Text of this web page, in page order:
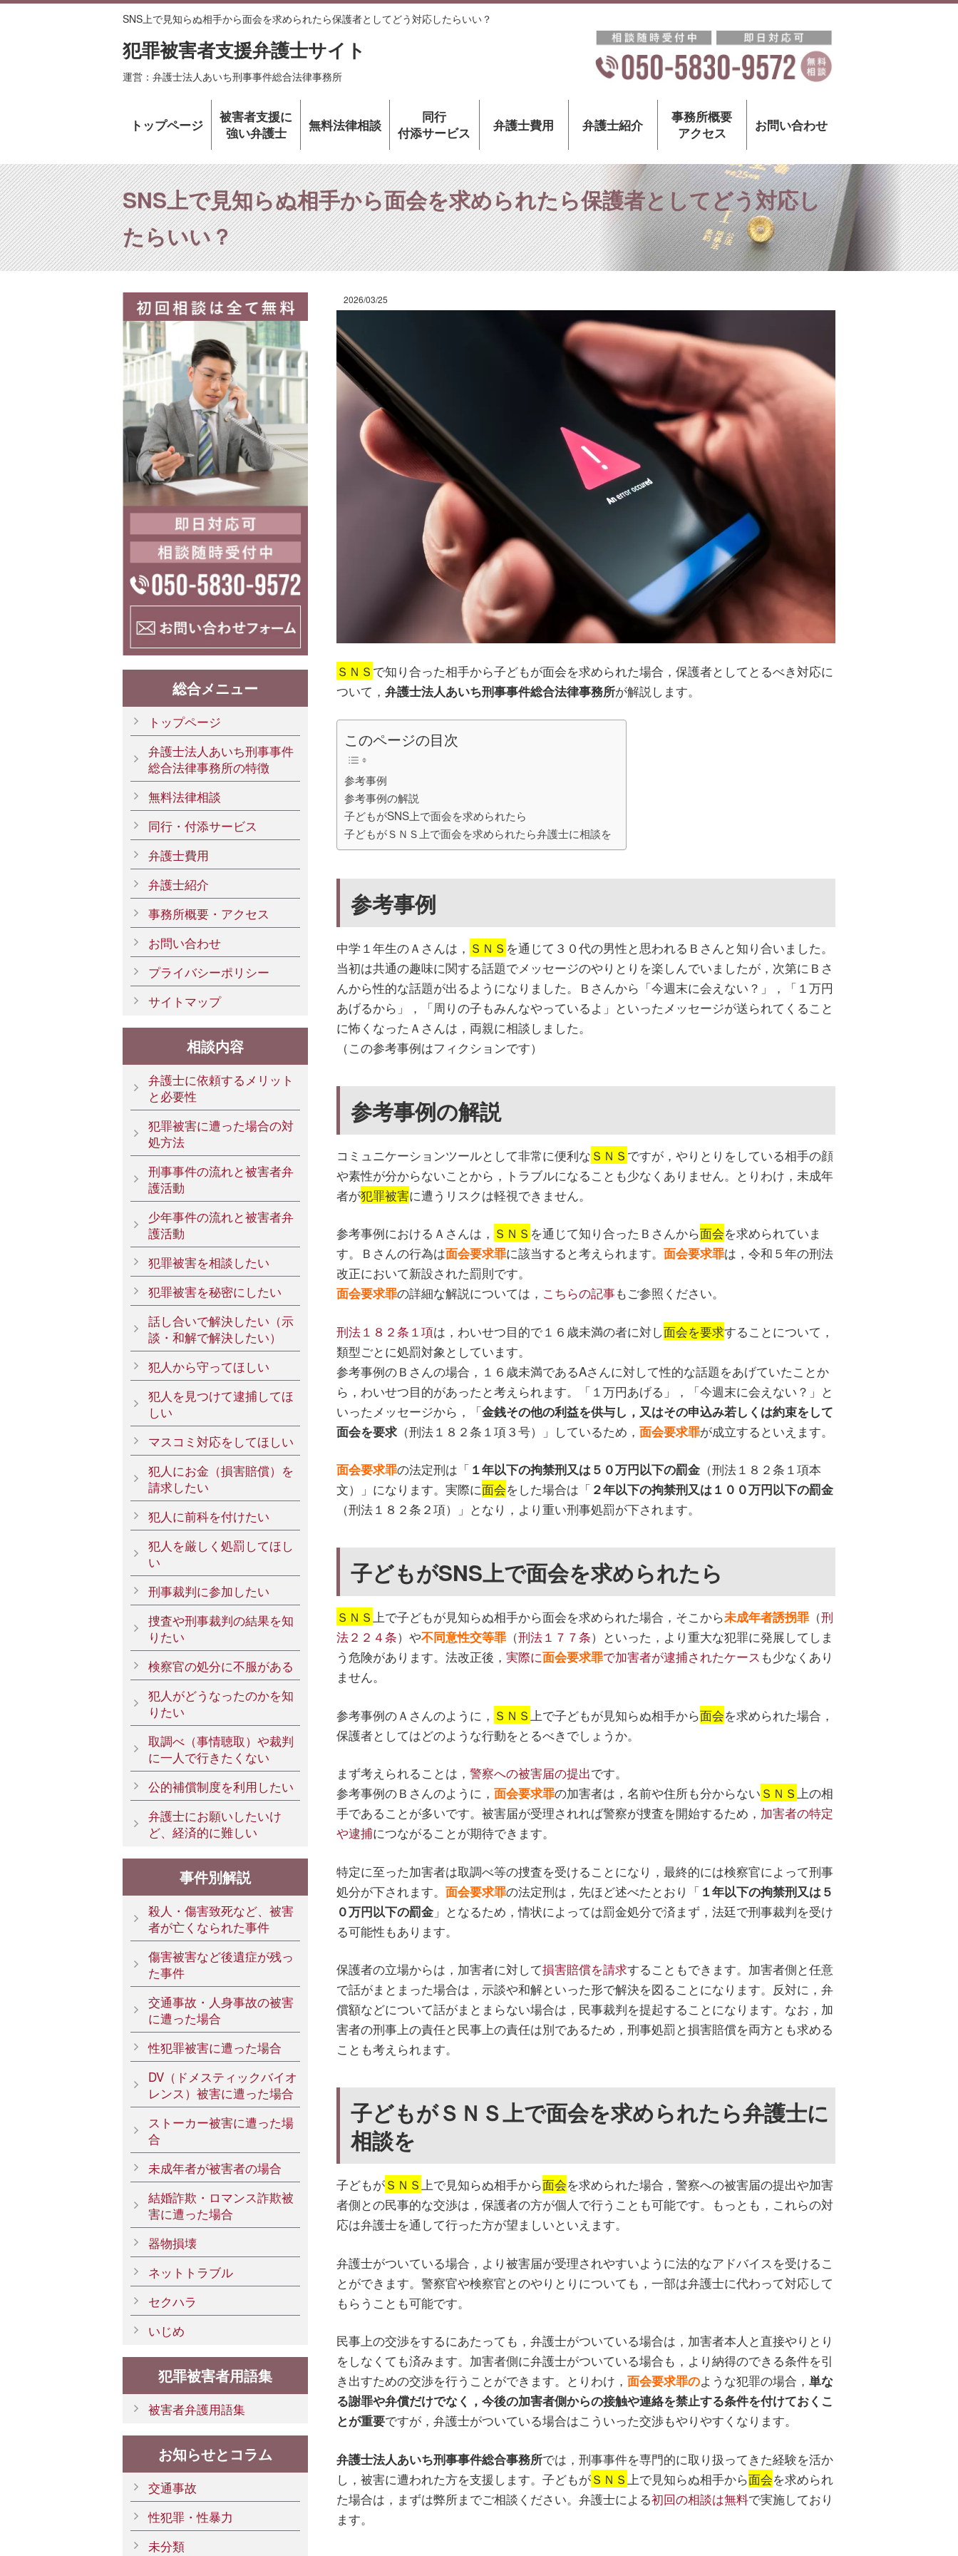
SNS上で見知らぬ相手から面会を求められたら保護者としてどう対応したらいい？
犯罪被害者支援弁護士サイト
運営：弁護士法人あいち刑事事件総合法律事務所
トップページ
被害者支援に
強い弁護士
無料法律相談
同行
付添サービス
弁護士費用 弁護士紹介
事務所概要
アクセス
お問い合わせ
SNS上で見知らぬ相手から面会を求められたら保護者としてどう対応し
たらいい？
2026/03/25
ＳＮＳ で知り合った相手から子どもが面会を求められた場合，保護者としてとるべき対応に
ついて， 弁護士法人あいち刑事事件総合法律事務所が解説します。
このページの目次
参考事例
参考事例の解説
子どもがSNS上で面会を求められたら
子どもがＳＮＳ上で面会を求められたら弁護士に相談を
参考事例
中学１年生のＡさんは， ＳＮＳ を通じて３０代の男性と思われるＢさんと知り合いました。
当初は共通の趣味に関する話題でメッセージのやりとりを楽しんでいましたが，次第にＢさ
んから性的な話題が出るようになりました。Ｂさんから「今週末に会えない？」，「１万円
あげるから」，「周りの子もみんなやっているよ」といったメッセージが送られてくること
に怖くなったＡさんは，両親に相談しました。
（この参考事例はフィクションです）
参考事例の解説
コミュニケーションツールとして非常に便利な ＳＮＳ ですが，やりとりをしている相手の顔
や素性が分からないことから，トラブルになることも少なくありません。とりわけ，未成年
者が犯罪被害に遭うリスクは軽視できません。
参考事例におけるＡさんは， ＳＮＳ を通じて知り合ったＢさんから面会を求められていま
す。Ｂさんの行為は面会要求罪に該当すると考えられます。 面会要求罪は，令和５年の刑法
改正において新設された罰則です。
面会要求罪の詳細な解説については， こちらの記事もご参照ください。
刑法１８２条１項は，わいせつ目的で１６歳未満の者に対し面会を要求することについて，
類型ごとに処罰対象としています。
参考事例のＢさんの場合，１６歳未満であるAさんに対して性的な話題をあげていたことか
ら，わいせつ目的があったと考えられます。「１万円あげる」，「今週末に会えない？」と
いったメッセージから，「金銭その他の利益を供与し，又はその申込み若しくは約束をして
面会を要求 （刑法１８２条１項３号）」しているため， 面会要求罪が成立するといえます。
面会要求罪の法定刑は「 １年以下の拘禁刑又は５０万円以下の罰金 （刑法１８２条１項本
文）」になります。実際に面会をした場合は「 ２年以下の拘禁刑又は１００万円以下の罰金
（刑法１８２条２項）」となり，より重い刑事処罰が下されます。
子どもがSNS上で面会を求められたら
ＳＮＳ上で子どもが見知らぬ相手から面会を求められた場合，そこから未成年者誘拐罪 （刑
法２２４条）や不同意性交等罪 （刑法１７７条）といった，より重大な犯罪に発展してしま
う危険があります。法改正後， 実際に面会要求罪で加害者が逮捕されたケース も少なくあり
ません。
参考事例のＡさんのように， ＳＮＳ 上で子どもが見知らぬ相手から面会を求められた場合，
保護者としてはどのような行動をとるべきでしょうか。
まず考えられることは， 警察への被害届の提出です。
参考事例のＢさんのように， 面会要求罪の加害者は，名前や住所も分からない ＳＮＳ上の相
手であることが多いです。被害届が受理されれば警察が捜査を開始するため， 加害者の特定
や逮捕につながることが期待できます。
特定に至った加害者は取調べ等の捜査を受けることになり，最終的には検察官によって刑事
処分が下されます。 面会要求罪の法定刑は，先ほど述べたとおり「 １年以下の拘禁刑又は５
０万円以下の罰金 」となるため，情状によっては罰金処分で済まず，法廷で刑事裁判を受け
る可能性もあります。
保護者の立場からは，加害者に対して損害賠償を請求することもできます。加害者側と任意
で話がまとまった場合は，示談や和解といった形で解決を図ることになります。反対に，弁
償額などについて話がまとまらない場合は，民事裁判を提起することになります。なお，加
害者の刑事上の責任と民事上の責任は別であるため，刑事処罰と損害賠償を両方とも求める
ことも考えられます。
子どもがＳＮＳ上で面会を求められたら弁護士に
相談を
子どもがＳＮＳ上で見知らぬ相手から面会を求められた場合，警察への被害届の提出や加害
者側との民事的な交渉は，保護者の方が個人で行うことも可能です。もっとも，これらの対
応は弁護士を通して行った方が望ましいといえます。
弁護士がついている場合，より被害届が受理されやすいように法的なアドバイスを受けるこ
とができます。警察官や検察官とのやりとりについても，一部は弁護士に代わって対応して
もらうことも可能です。
民事上の交渉をするにあたっても，弁護士がついている場合は，加害者本人と直接やりとり
をしなくても済みます。加害者側に弁護士がついている場合も，より納得のできる条件を引
き出すための交渉を行うことができます。とりわけ， 面会要求罪のような犯罪の場合， 単な
る謝罪や弁償だけでなく，今後の加害者側からの接触や連絡を禁止する条件を付けておくこ
とが重要ですが，弁護士がついている場合はこういった交渉もやりやすくなります。
弁護士法人あいち刑事事件総合事務所では，刑事事件を専門的に取り扱ってきた経験を活か
し，被害に遭われた方を支援します。子どもがＳＮＳ 上で見知らぬ相手から面会を求められ
た場合は，まずは弊所までご相談ください。弁護士による初回の相談は無料で実施しており
ます。
総合メニュー
トップページ
弁護士法人あいち刑事事件
総合法律事務所の特徴
無料法律相談
同行・付添サービス
弁護士費用
弁護士紹介
事務所概要・アクセス
お問い合わせ
プライバシーポリシー
サイトマップ
相談内容
弁護士に依頼するメリット
と必要性
犯罪被害に遭った場合の対
処方法
刑事事件の流れと被害者弁
護活動
少年事件の流れと被害者弁
護活動
犯罪被害を相談したい
犯罪被害を秘密にしたい
話し合いで解決したい（示
談・和解で解決したい）
犯人から守ってほしい
犯人を見つけて逮捕してほ
しい
マスコミ対応をしてほしい
犯人にお金（損害賠償）を
請求したい
犯人に前科を付けたい
犯人を厳しく処罰してほし
い
刑事裁判に参加したい
捜査や刑事裁判の結果を知
りたい
検察官の処分に不服がある
犯人がどうなったのかを知
りたい
取調べ（事情聴取）や裁判
に一人で行きたくない
公的補償制度を利用したい
弁護士にお願いしたいけ
ど、経済的に難しい
事件別解説
殺人・傷害致死など、被害
者が亡くなられた事件
傷害被害など後遺症が残っ
た事件
交通事故・人身事故の被害
に遭った場合
性犯罪被害に遭った場合
DV（ドメスティックバイオ
レンス）被害に遭った場合
ストーカー被害に遭った場
合
未成年者が被害者の場合
結婚詐欺・ロマンス詐欺被
害に遭った場合
器物損壊
ネットトラブル
セクハラ
いじめ
犯罪被害者用語集
被害者弁護用語集
お知らせとコラム
交通事故
性犯罪・性暴力
未分類